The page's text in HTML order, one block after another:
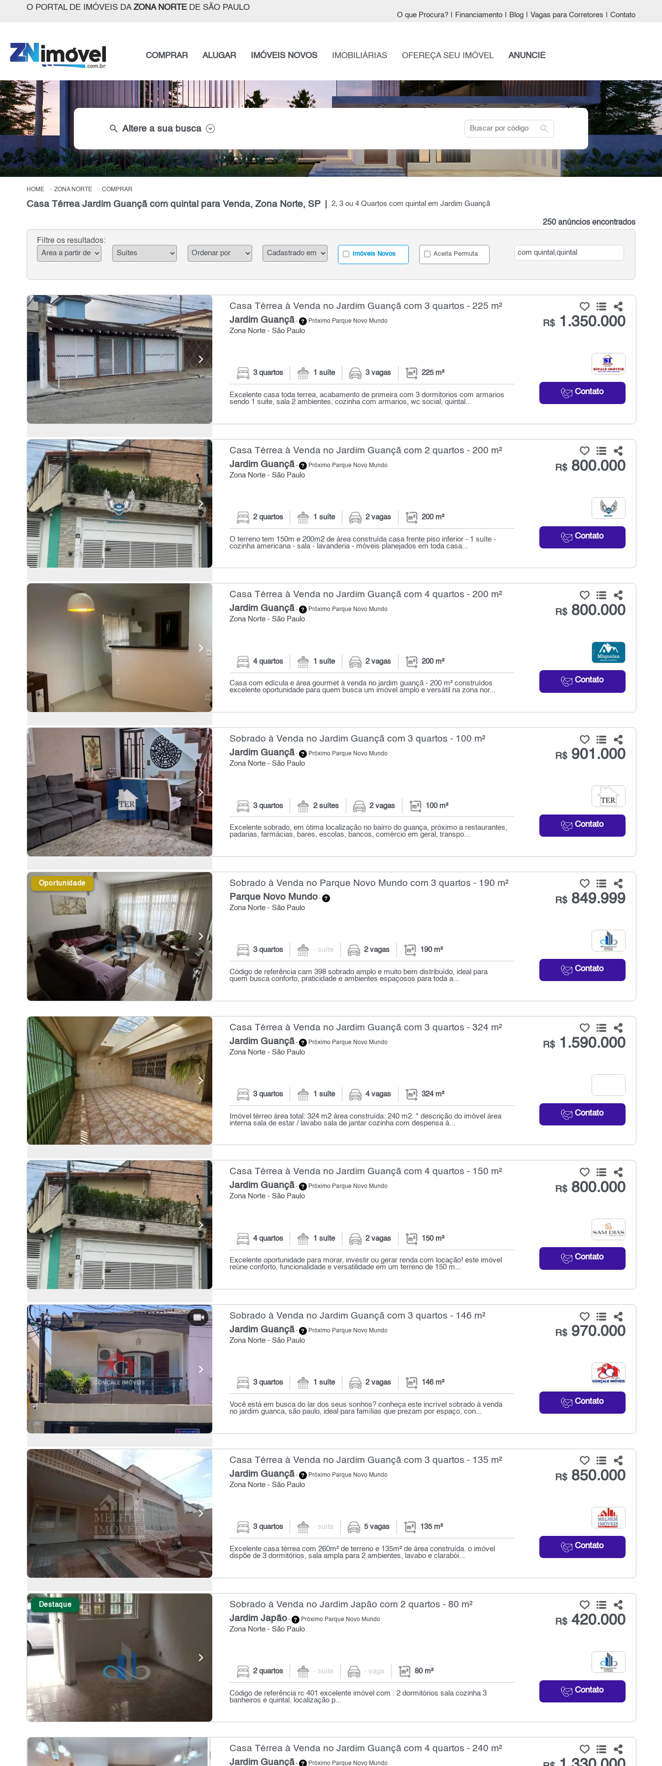
O PORTAL DE IMÓVEIS DA ZONA NORTEDE SÃO PAULO
O que Procura? Financiamento Blog Vagas para Corretores Contato
COMPRAR ALUGAR IMÓVEIS NOVOS IMOBILIÁRIAS OFEREÇA SEU IMÓVEL ANUNCIE
search Altere a sua busca search
HOME ZONA NORTE COMPRAR
Casa Térrea Jardim Guançã com quintal para Venda, Zona Norte, SP 2, 3 ou 4 Quartos com quintal em Jardim Guançã
250 anúncios encontrados
Filtre os resultados:
Imóveis Novos Aceita Permuta
Casa Térrea à Venda no Jardim Guançã com 3 quartos - 225 m²
Jardim Guançã- Próximo Parque Novo Mundo
Zona Norte - São Paulo
R$1.350.000
Contato
3 quartos 1 suíte 3 vagas 225 m²
Excelente casa toda terrea, acabamento de primeira com 3 dormitorios com armarios
sendo 1 suite, sala 2 ambientes, cozinha com armarios, wc social, quintal...
Casa Térrea à Venda no Jardim Guançã com 2 quartos - 200 m²
Jardim Guançã- Próximo Parque Novo Mundo
Zona Norte - São Paulo
R$800.000
Contato
2 quartos 1 suíte 2 vagas 200 m²
O terreno tem 150m e 200m2 de área construída casa frente piso inferior - 1 suíte -
cozinha americana - sala - lavanderia - móveis planejados em toda casa...
Casa Térrea à Venda no Jardim Guançã com 4 quartos - 200 m²
Jardim Guançã- Próximo Parque Novo Mundo
Zona Norte - São Paulo
R$800.000
Contato
4 quartos 1 suíte 2 vagas 200 m²
Casa com edícula e área gourmet à venda no jardim guançã - 200 m² construídos
excelente oportunidade para quem busca um imóvel amplo e versátil na zona nor...
Sobrado à Venda no Jardim Guançã com 3 quartos - 100 m²
Jardim Guançã- Próximo Parque Novo Mundo
Zona Norte - São Paulo
R$901.000
Contato
3 quartos 2 suítes 2 vagas 100 m²
Excelente sobrado, em ótima localização no bairro do guança, próximo a restaurantes,
padarias, farmácias, bares, escolas, bancos, comércio em geral, transpo...
Oportunidade Sobrado à Venda no Parque Novo Mundo com 3 quartos - 190 m²
Parque Novo Mundo-
Zona Norte - São Paulo
R$849.999
Contato
3 quartos - suíte 2 vagas 190 m²
Código de referência cam 398 sobrado amplo e muito bem distribuído, ideal para
quem busca conforto, praticidade e ambientes espaçosos para toda a...
Casa Térrea à Venda no Jardim Guançã com 3 quartos - 324 m²
Jardim Guançã- Próximo Parque Novo Mundo
Zona Norte - São Paulo
R$1.590.000
Contato
3 quartos 1 suíte 4 vagas 324 m²
Imóvel térreo área total: 324 m2 área construída: 240 m2. * descrição do imóvel área
interna sala de estar / lavabo sala de jantar cozinha com despensa á...
Casa Térrea à Venda no Jardim Guançã com 4 quartos - 150 m²
Jardim Guançã- Próximo Parque Novo Mundo
Zona Norte - São Paulo
R$800.000
Contato
4 quartos 1 suíte 2 vagas 150 m²
Excelente oportunidade para morar, investir ou gerar renda com locação! este imóvel
reúne conforto, funcionalidade e versatilidade em um terreno de 150 m...
Sobrado à Venda no Jardim Guançã com 3 quartos - 146 m²
Jardim Guançã- Próximo Parque Novo Mundo
Zona Norte - São Paulo
R$970.000
Contato
3 quartos 1 suíte 2 vagas 146 m²
Você está em busca do lar dos seus sonhos? conheça este incrível sobrado à venda
no jardim guanca, são paulo, ideal para famílias que prezam por espaço, con...
Casa Térrea à Venda no Jardim Guançã com 3 quartos - 135 m²
Jardim Guançã- Próximo Parque Novo Mundo
Zona Norte - São Paulo
R$850.000
Contato
3 quartos - suíte 5 vagas 135 m²
Excelente casa térrea com 260m² de terreno e 135m² de área construída. o imóvel
dispõe de 3 dormitórios, sala ampla para 2 ambientes, lavabo e clarabói...
Destaque Sobrado à Venda no Jardim Japão com 2 quartos - 80 m²
Jardim Japão- Próximo Parque Novo Mundo
Zona Norte - São Paulo
R$420.000
Contato
2 quartos - suíte - vaga 80 m²
Código de referência rc 401 excelente imóvel com : 2 dormitórios sala cozinha 3
banheiros e quintal. localização p...
Casa Térrea à Venda no Jardim Guançã com 4 quartos - 240 m²
Jardim Guançã- Próximo Parque Novo Mundo